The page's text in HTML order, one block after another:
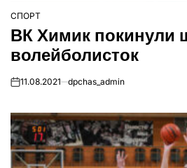
ОПУБЛІКУВАТИ
У
СПОРТ
ВК Химик покинули
волейболисток
on11.08.2021 dpchas_admin